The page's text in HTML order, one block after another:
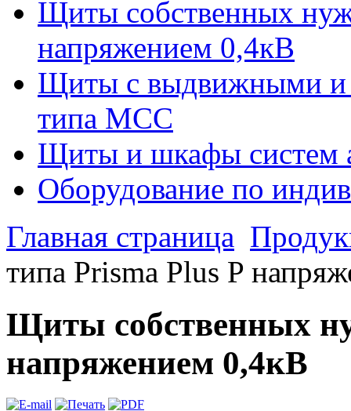
Щиты собственных
напряжением 0,4кВ
Щиты с выдвижными и
типа МСС
Щиты и шкафы систем
Оборудование по
Главная страница
типа Prisma Plus P
Щиты собственных
напряжением 0,4кВ